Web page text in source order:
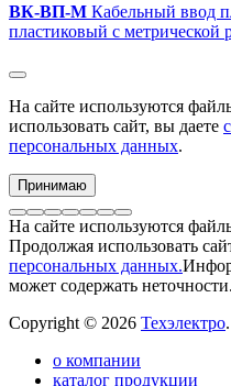
ВК-ВП-М Кабельный ввод
пластиковый с метрической
На сайте используются
использовать сайт, вы даете
персональных данных.
Принимаю
На сайте используются
Продолжая использовать
персональных данных.
может содержать неточности.
Copyright © 2026 Техэлектро.
о компании
каталог продукции